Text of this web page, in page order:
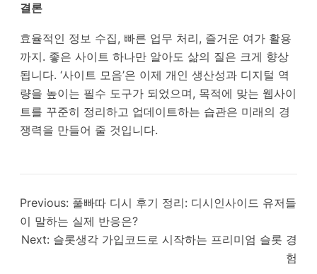
결론
효율적인 정보 수집, 빠른 업무 처리, 즐거운 여가 활용
까지. 좋은 사이트 하나만 알아도 삶의 질은 크게 향상
됩니다. ‘사이트 모음’은 이제 개인 생산성과 디지털 역
량을 높이는 필수 도구가 되었으며, 목적에 맞는 웹사이
트를 꾸준히 정리하고 업데이트하는 습관은 미래의 경
쟁력을 만들어 줄 것입니다.
Previous: 풀빠따 디시 후기 정리: 디시인사이드 유저들
이 말하는 실제 반응은?
Next: 슬롯생각 가입코드로 시작하는 프리미엄 슬롯 경
험